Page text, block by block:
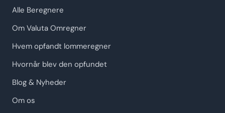
Alle Beregnere
Om Valuta Omregner
Hvem opfandt lommeregner
Hvornår blev den opfundet
Blog & Nyheder
Om os